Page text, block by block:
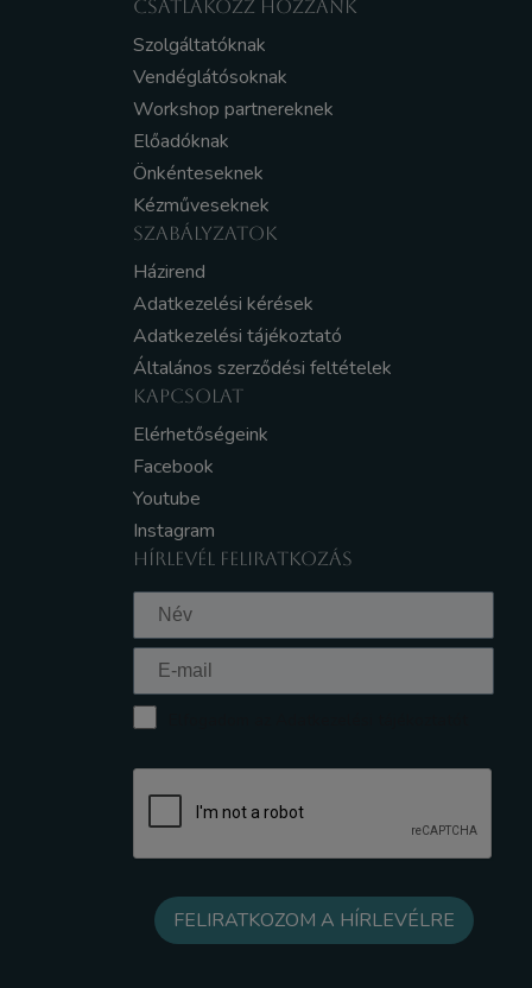
CSATLAKOZZ HOZZÁNK
Szolgáltatóknak
Vendéglátósoknak
Workshop partnereknek
Előadóknak
Önkénteseknek
Kézműveseknek
SZABÁLYZATOK
Házirend
Adatkezelési kérések
Adatkezelési tájékoztató
Általános szerződési feltételek
KAPCSOLAT
Elérhetőségeink
Facebook
Youtube
Instagram
HÍRLEVÉL FELIRATKOZÁS